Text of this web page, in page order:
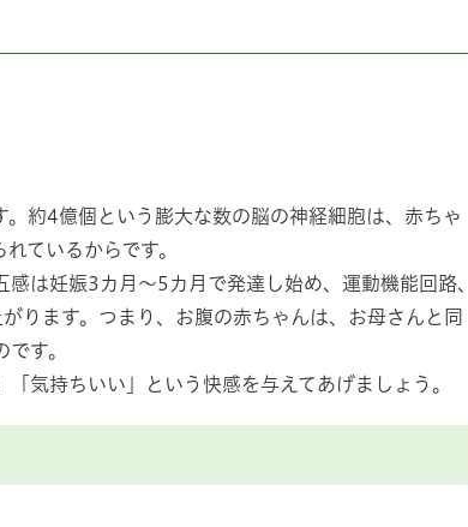
約4億個という膨大な数の脳の神経細胞は、赤ちゃ
ているからです。
は妊娠3カ月～5カ月で発達し始め、運動機能回路、
ります。つまり、お腹の赤ちゃんは、お母さんと同
す。
気持ちいい」という快感を与えてあげましょう。